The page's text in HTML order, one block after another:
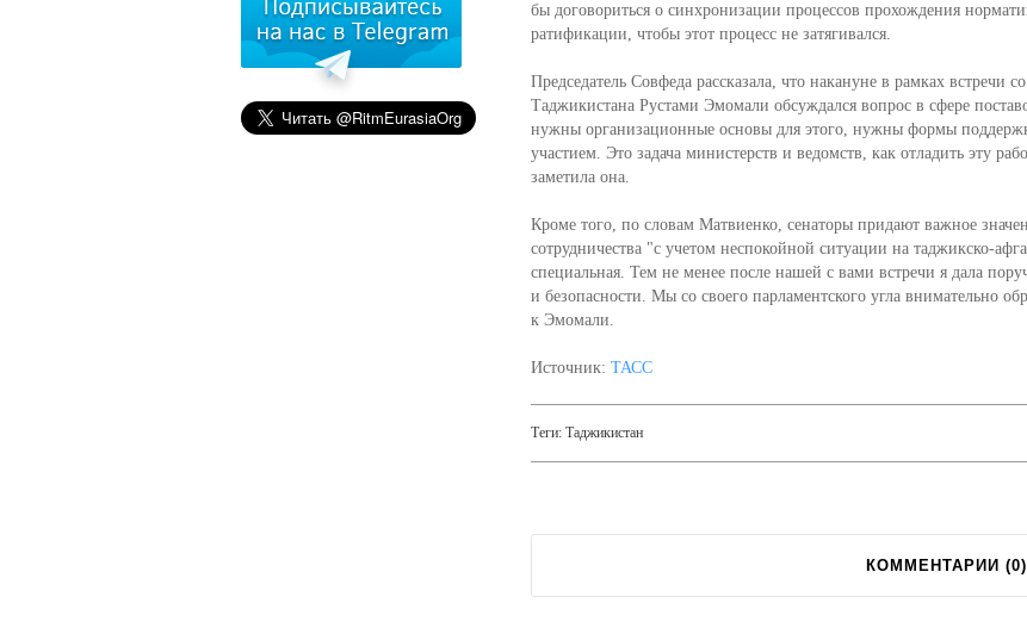
бы договориться о синхронизации процессов прохождения
ратификации, чтобы этот процесс не затягивался.
Председатель Совфеда рассказала, что накануне в рамках встречи
Таджикистана Рустами Эмомали обсуждался вопрос в сфере
нужны организационные основы для этого, нужны формы
участием. Это задача министерств и ведомств, как отладить эту
заметила она.
Кроме того, по словам Матвиенко, сенаторы придают важное
сотрудничества "с учетом неспокойной ситуации на таджикско-
специальная. Тем не менее после нашей с вами встречи я дала
и безопасности. Мы со своего парламентского угла внимательно
к Эмомали.
Источник: ТАСС
Теги: Таджикистан
КОММЕНТАРИИ (0)